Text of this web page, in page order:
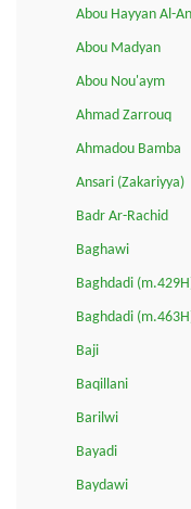
Abou Hayyan Al-
Abou Madyan
Abou Nou'aym
Ahmad Zarrouq
Ahmadou Bamba
Ansari (Zakariyya)
Badr Ar-Rachid
Baghawi
Baghdadi
Baghdadi
Baji
Baqillani
Barilwi
Bayadi
Baydawi